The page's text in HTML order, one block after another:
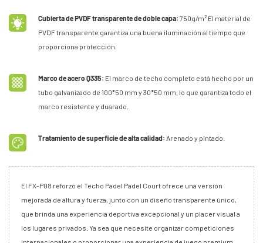
Cubierta de PVDF transparente de doble capa: 750g/m² El material de
PVDF transparente garantiza una buena iluminación al tiempo que
proporciona protección.
Marco de acero Q335: El marco de techo completo está hecho por un
tubo galvanizado de 100*50 mm y 30*50 mm, lo que garantiza todo el
marco resistente y duarado.
Tratamiento de superficie de alta calidad: Arenado y pintado.
El FX-P08 reforzó el Techo Padel Padel Court ofrece una versión
mejorada de altura y fuerza, junto con un diseño transparente único,
que brinda una experiencia deportiva excepcional y un placer visual a
los lugares privados. Ya sea que necesite organizar competiciones